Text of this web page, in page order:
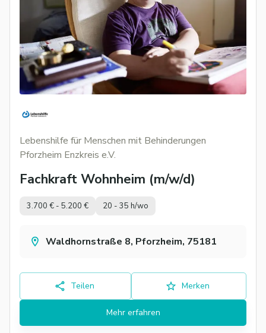
Lebenshilfe für Menschen mit Behinderungen
Pforzheim Enzkreis e.V.
Fachkraft Wohnheim (m/w/d)
3.700 € - 5.200 € 20 - 35 h/wo
Waldhornstraße 8, Pforzheim, 75181
Teilen Merken
Mehr erfahren